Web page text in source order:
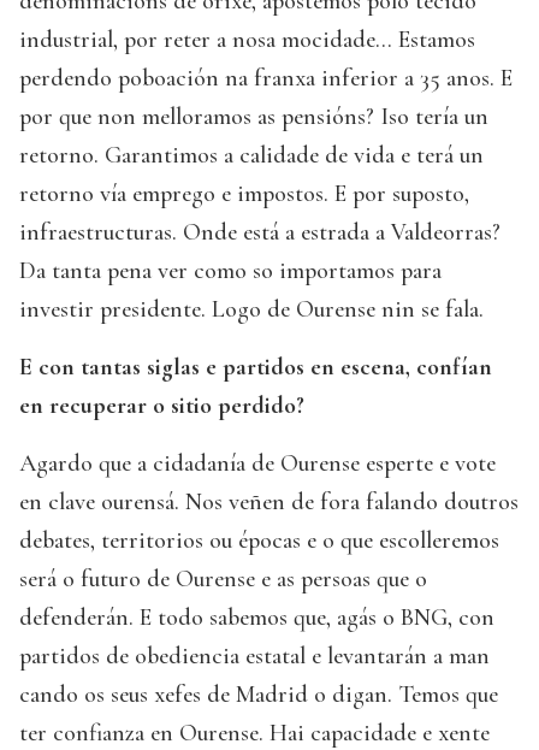
industrial, por reter a nosa mocidade... Estamos
perdendo poboación na franxa inferior a 35 anos. E
por que non melloramos as pensións? Iso tería un
retorno. Garantimos a calidade de vida e terá un
retorno vía emprego e impostos. E por suposto,
infraestructuras. Onde está a estrada a Valdeorras?
Da tanta pena ver como so importamos para
investir presidente. Logo de Ourense nin se fala.
E con tantas siglas e partidos en escena, confían
en recuperar o sitio perdido?
Agardo que a cidadanía de Ourense esperte e vote
en clave ourensá. Nos veñen de fora falando doutros
debates, territorios ou épocas e o que escolleremos
será o futuro de Ourense e as persoas que o
defenderán. E todo sabemos que, agás o BNG, con
partidos de obediencia estatal e levantarán a man
cando os seus xefes de Madrid o digan. Temos que
ter confianza en Ourense. Hai capacidade e xente